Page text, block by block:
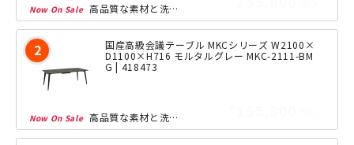
高品質な素材と洗練されたデザインが融合した、「MKC」シリーズの幅2100×奥行...
国産高級会議テーブル MKCシリーズ W2100×
D1100×H716 モルタルグレー MKC-2111-BM
G | 418473
高品質な素材と洗練されたデザインが融合した、「MKC」シリーズの幅2100×奥行...